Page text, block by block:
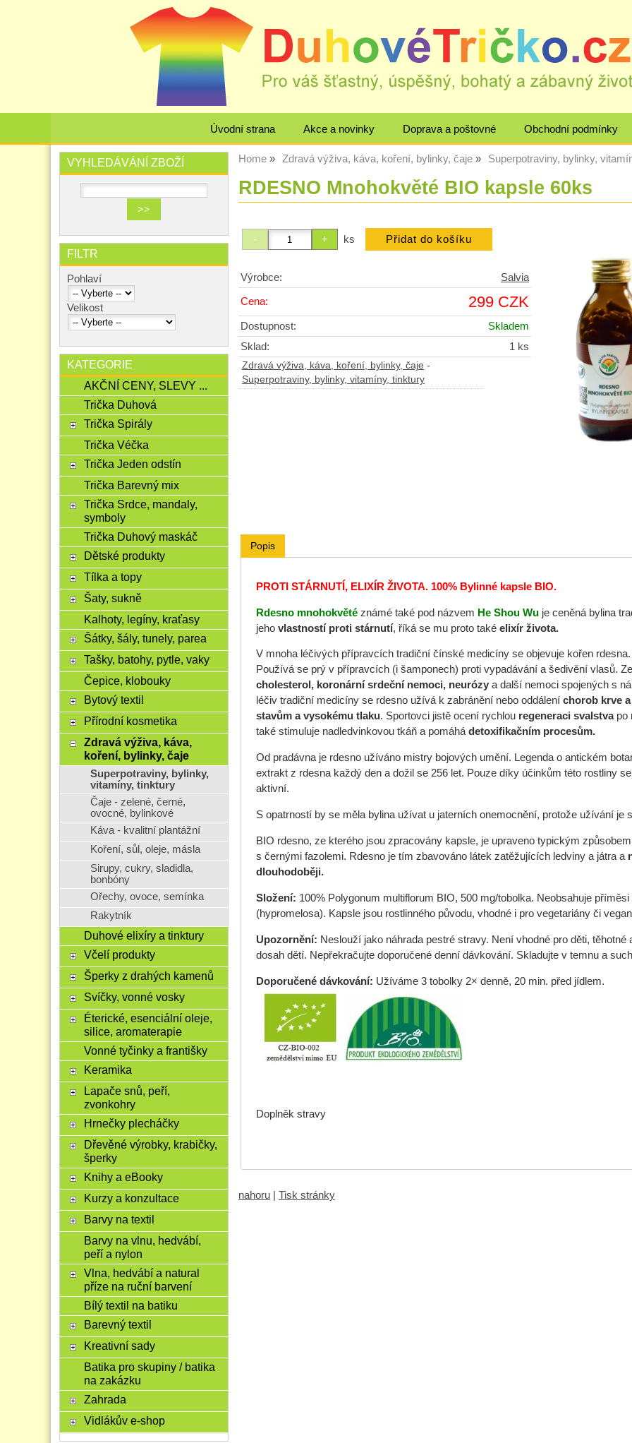
Úvodní strana Akce a novinky Doprava a poštovné Obchodní podmínky
Home Zdravá výživa, káva, koření, bylinky, čaje Superpotraviny, bylinky,
RDESNO Mnohokvěté BIO kapsle 60ks
ks
Výrobce: Salvia
Cena: 299 CZK
Dostupnost:
Skladem
Sklad:
1 ks
Zdravá výživa, káva, koření, bylinky, čaje -
Superpotraviny, bylinky, vitamíny, tinktury
Popis
PROTI STÁRNUTÍ, ELIXÍR ŽIVOTA. 100% Bylinné kapsle BIO.
Rdesno mnohokvětéznámé také pod názvem He Shou Wuje ceněná bylina
jehovlastností proti stárnutí, říká se mu proto také elixír života.
V mnoha léčivých přípravcích tradiční čínské medicíny se objevuje kořen
Používá se prý v přípravcích (i šamponech) proti vypadávání a šedivění vlasů.
cholesterol, koronární srdeční nemoci, neurózya další nemoci spojených s
léčiv tradiční medicíny se rdesno užívá k zabránění nebo oddálení chorob krve
stavům a vysokému tlaku. Sportovci jistě ocení rychlouregeneraci svalstvapo
také stimuluje nadledvinkovou tkáň a pomáhádetoxifikačním procesům.
Od pradávna je rdesno užíváno mistry bojových umění. Legenda o antickém
extrakt z rdesna každý den a dožil se 256 let. Pouze díky účinkům této rostliny
aktivní.
S opatrností by se měla bylina užívat u jaterních onemocnění, protože užívání je
BIO rdesno, ze kterého jsou zpracovány kapsle, je upraveno typickým
s černými fazolemi. Rdesno je tím zbavováno látek zatěžujících ledviny a játra a
dlouhodoběji.
Složení: 100% Polygonum multiflorum BIO, 500 mg/tobolka. Neobsahuje
(hypromelosa). Kapsle jsou rostlinného původu, vhodné i pro vegetariány či
Upozornění: Neslouží jako náhrada pestré stravy. Není vhodné pro děti,
dosah dětí. Nepřekračujte doporučené denní dávkování. Skladujte v temnu a
Doporučené dávkování: Užíváme 3 tobolky 2× denně, 20 min. před jídlem.
Doplněk stravy
nahoru Tisk stránky
VYHLEDÁVÁNÍ ZBOŽÍ
FILTR
Pohlaví
Velikost
KATEGORIE
AKČNÍ CENY, SLEVY ...
Trička Duhová
Trička Spirály
Trička Véčka
Trička Jeden odstín
Trička Barevný mix
Trička Srdce, mandaly,
symboly
Trička Duhový maskáč
Dětské produkty
Tílka a topy
Šaty, sukně
Kalhoty, legíny, kraťasy
Šátky, šály, tunely, parea
Tašky, batohy, pytle, vaky
Čepice, klobouky
Bytový textil
Přírodní kosmetika
Zdravá výživa, káva,
koření, bylinky, čaje
Superpotraviny, bylinky,
vitamíny, tinktury
Čaje - zelené, černé,
ovocné, bylinkové
Káva - kvalitní plantážní
Koření, sůl, oleje, másla
Sirupy, cukry, sladidla,
bonbóny
Ořechy, ovoce, semínka
Rakytník
Duhové elixíry a tinktury
Včelí produkty
Šperky z drahých kamenů
Svíčky, vonné vosky
Éterické, esenciální oleje,
silice, aromaterapie
Vonné tyčinky a františky
Keramika
Lapače snů, peří,
zvonkohry
Hrnečky plecháčky
Dřevěné výrobky, krabičky,
šperky
Knihy a eBooky
Kurzy a konzultace
Barvy na textil
Barvy na vlnu, hedvábí,
peří a nylon
Vlna, hedvábí a natural
příze na ruční barvení
Bílý textil na batiku
Barevný textil
Kreativní sady
Batika pro skupiny / batika
na zakázku
Zahrada
Vidlákův e-shop